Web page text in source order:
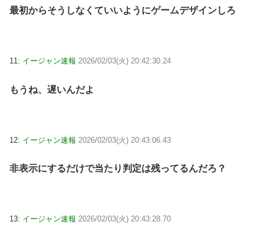
最初からそうしなくていいようにゲームデザインしろ
11: イージャン速報 2026/02/03(火) 20:42:30.24
もうね、遅いんだよ
12: イージャン速報 2026/02/03(火) 20:43:06.43
非表示にするだけで当たり判定は残ってるんだろ？
13: イージャン速報 2026/02/03(火) 20:43:28.70